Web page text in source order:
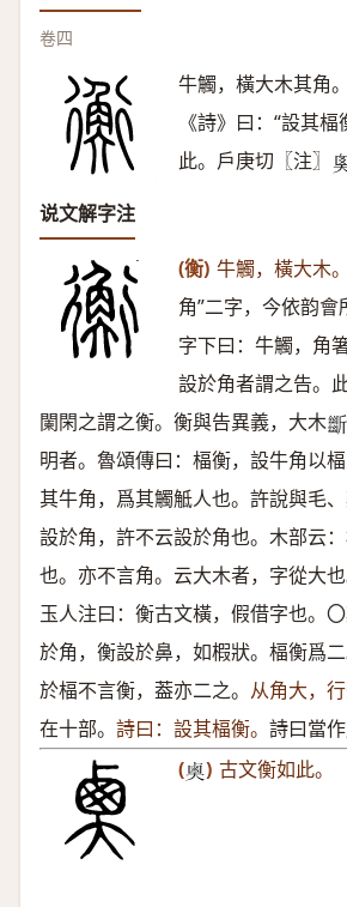
卷四
牛觸，橫大木其角
《詩》曰：“設其楅
此。戶庚切〖注〗 𡘻
说文解字注
(衡) 牛觸，橫大木。
角”二字，今依韵
字下曰：牛觸，角
設於角者謂之告。
闌閑之謂之衡。衡與告異義，大木𣃔
明者。魯頌傳曰：楅衡，設牛角以
其牛角，爲其觸觝人也。許說與毛
設於角，許不云設於角也。木部云
也。亦不言角。云大木者，字從大也
玉人注曰：衡古文橫，假借字也。
於角，衡設於鼻，如椵狀。楅衡爲二
於楅不言衡，葢亦二之。 从角大，行
在十部。 詩曰：設其楅衡。 詩曰當作
(𪉗 ) 古文衡如此。